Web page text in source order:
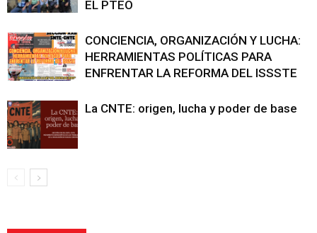
EL PTEO
CONCIENCIA, ORGANIZACIÓN Y LUCHA:
HERRAMIENTAS POLÍTICAS PARA
ENFRENTAR LA REFORMA DEL ISSSTE
La CNTE: origen, lucha y poder de base